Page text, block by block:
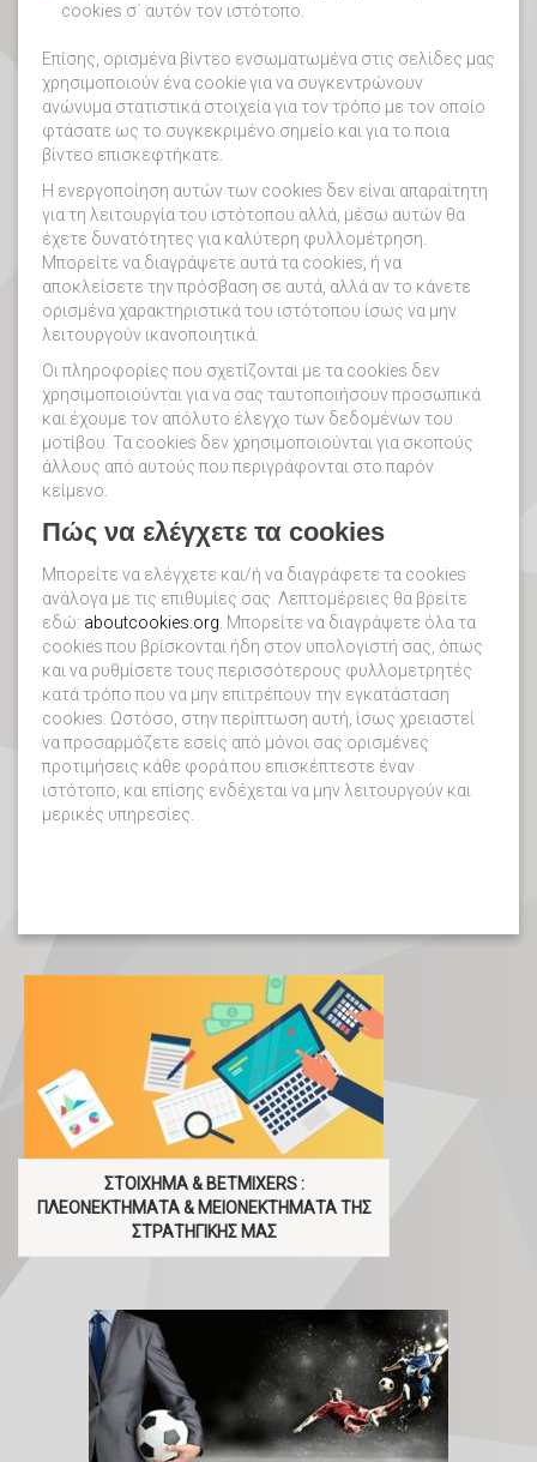
cookies σ΄ αυτόν τον ιστότοπο.
Επίσης, ορισμένα βίντεο ενσωματωμένα στις σελίδες μας
χρησιμοποιούν ένα cookie για να συγκεντρώνουν
ανώνυμα στατιστικά στοιχεία για τον τρόπο με τον οποίο
φτάσατε ως το συγκεκριμένο σημείο και για το ποια
βίντεο επισκεφτήκατε.
Η ενεργοποίηση αυτών των cookies δεν είναι απαραίτητη
για τη λειτουργία του ιστότοπου αλλά, μέσω αυτών θα
έχετε δυνατότητες για καλύτερη φυλλομέτρηση.
Μπορείτε να διαγράψετε αυτά τα cookies, ή να
αποκλείσετε την πρόσβαση σε αυτά, αλλά αν το κάνετε
ορισμένα χαρακτηριστικά του ιστότοπου ίσως να μην
λειτουργούν ικανοποιητικά.
Οι πληροφορίες που σχετίζονται με τα cookies δεν
χρησιμοποιούνται για να σας ταυτοποιήσουν προσωπικά
και έχουμε τον απόλυτο έλεγχο των δεδομένων του
μοτίβου. Τα cookies δεν χρησιμοποιούνται για σκοπούς
άλλους από αυτούς που περιγράφονται στο παρόν
κείμενο.
Πώς να ελέγχετε τα cookies
Μπορείτε να ελέγχετε και/ή να διαγράφετε τα cookies
ανάλογα με τις επιθυμίες σας. Λεπτομέρειες θα βρείτε
εδώ: aboutcookies.org . Μπορείτε να διαγράψετε όλα τα
cookies που βρίσκονται ήδη στον υπολογιστή σας, όπως
και να ρυθμίσετε τους περισσότερους φυλλομετρητές
κατά τρόπο που να μην επιτρέπουν την εγκατάσταση
cookies. Ωστόσο, στην περίπτωση αυτή, ίσως χρειαστεί
να προσαρμόζετε εσείς από μόνοι σας ορισμένες
προτιμήσεις κάθε φορά που επισκέπτεστε έναν
ιστότοπο, και επίσης ενδέχεται να μην λειτουργούν και
μερικές υπηρεσίες.
ΣΤΟΙΧΗΜΑ & BETMIXERS :
ΠΛΕΟΝΕΚΤΗΜΑΤΑ & ΜΕΙΟΝΕΚΤΗΜΑΤΑ ΤΗΣ
ΣΤΡΑΤΗΓΙΚΗΣ ΜΑΣ